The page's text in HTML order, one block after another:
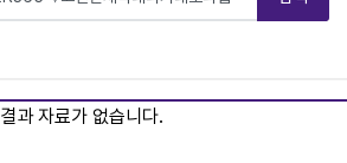
결과 자료가 없습니다.